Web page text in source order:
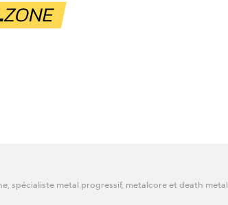
spécialiste metal progressif, metalcore et death metal